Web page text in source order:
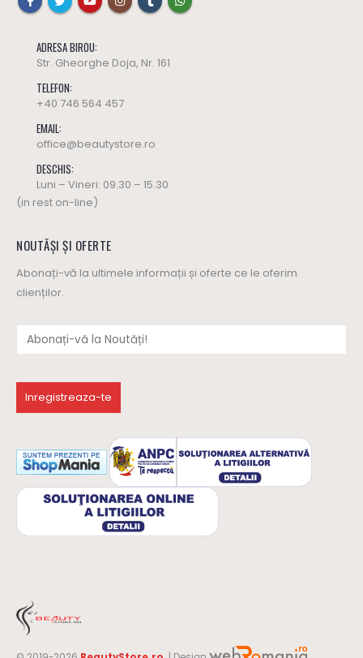
ADRESA BIROU:
Str. Gheorghe Doja, Nr. 161
TELEFON:
+40 746 564 457
EMAIL:
office@beautystore.ro
DESCHIS:
Luni – Vineri: 09.30 – 15.30
(in rest on-line)
NOUTĂȘI ȘI OFERTE
Abonați-vă la ultimele informații și oferte ce le oferim
clienților.